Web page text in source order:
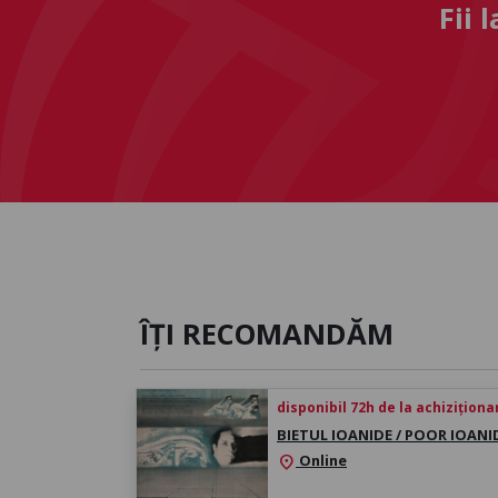
Fii
ÎȚI RECOMANDĂM
disponibil 72h de la
BIETUL IOANIDE / POOR
location_on Online